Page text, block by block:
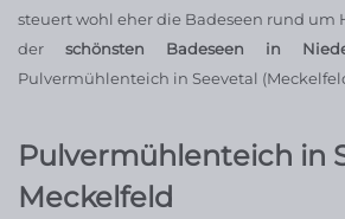
steuert wohl eher die Badeseen rund um
der schönsten Badeseen in
Pulvermühlenteich in Seevetal
Pulvermühlenteich in
Meckelfeld